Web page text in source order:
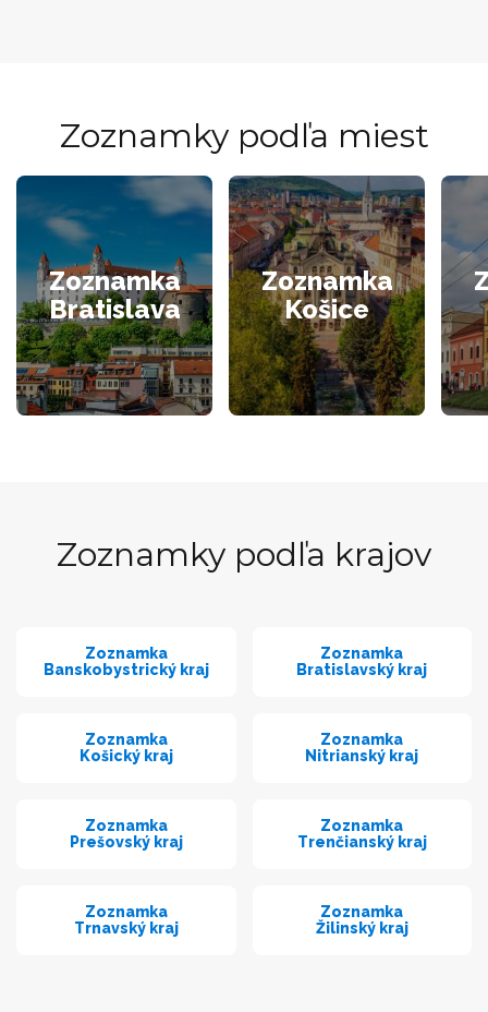
Zoznamky podľa miest
Zoznamka
Bratislava
Zoznamka
Košice
Zoznamky podľa krajov
Zoznamka
Banskobystrický kraj
Zoznamka
Bratislavský kraj
Zoznamka
Košický kraj
Zoznamka
Nitrianský kraj
Zoznamka
Prešovský kraj
Zoznamka
Trenčianský kraj
Zoznamka
Trnavský kraj
Zoznamka
Žilinský kraj